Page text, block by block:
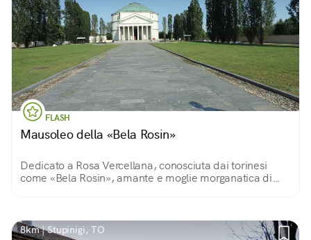
FLASH
Mausoleo della «Bela Rosin»
Dedicato a Rosa Vercellana, conosciuta dai torinesi
come «Bela Rosin», amante e moglie morganatica di
8km | Stupinigi, TO